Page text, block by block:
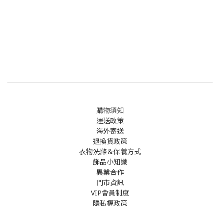
購物須知
運送政策
海外寄送
退換貨政策
衣物洗滌＆保養方式
飾品小知識
異業合作
門市資訊
VIP會員制度
隱私權政策